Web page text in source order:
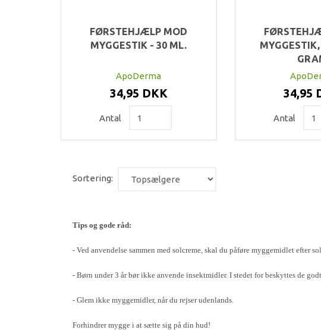
FØRSTEHJÆLP MOD
MYGGESTIK - 30 ML.
ApoDerma
34,95 DKK
Antal
34,95
Antal
Sortering:
Tips og gode råd:
- Ved anvendelse sammen med solcreme, skal du påføre myggemidlet efter
- Børn under 3 år bør ikke anvende insektmidler. I stedet for beskyttes de
- Glem ikke myggemidler, når du rejser udenlands.
Forhindrer mygge i at sætte sig på din hud!